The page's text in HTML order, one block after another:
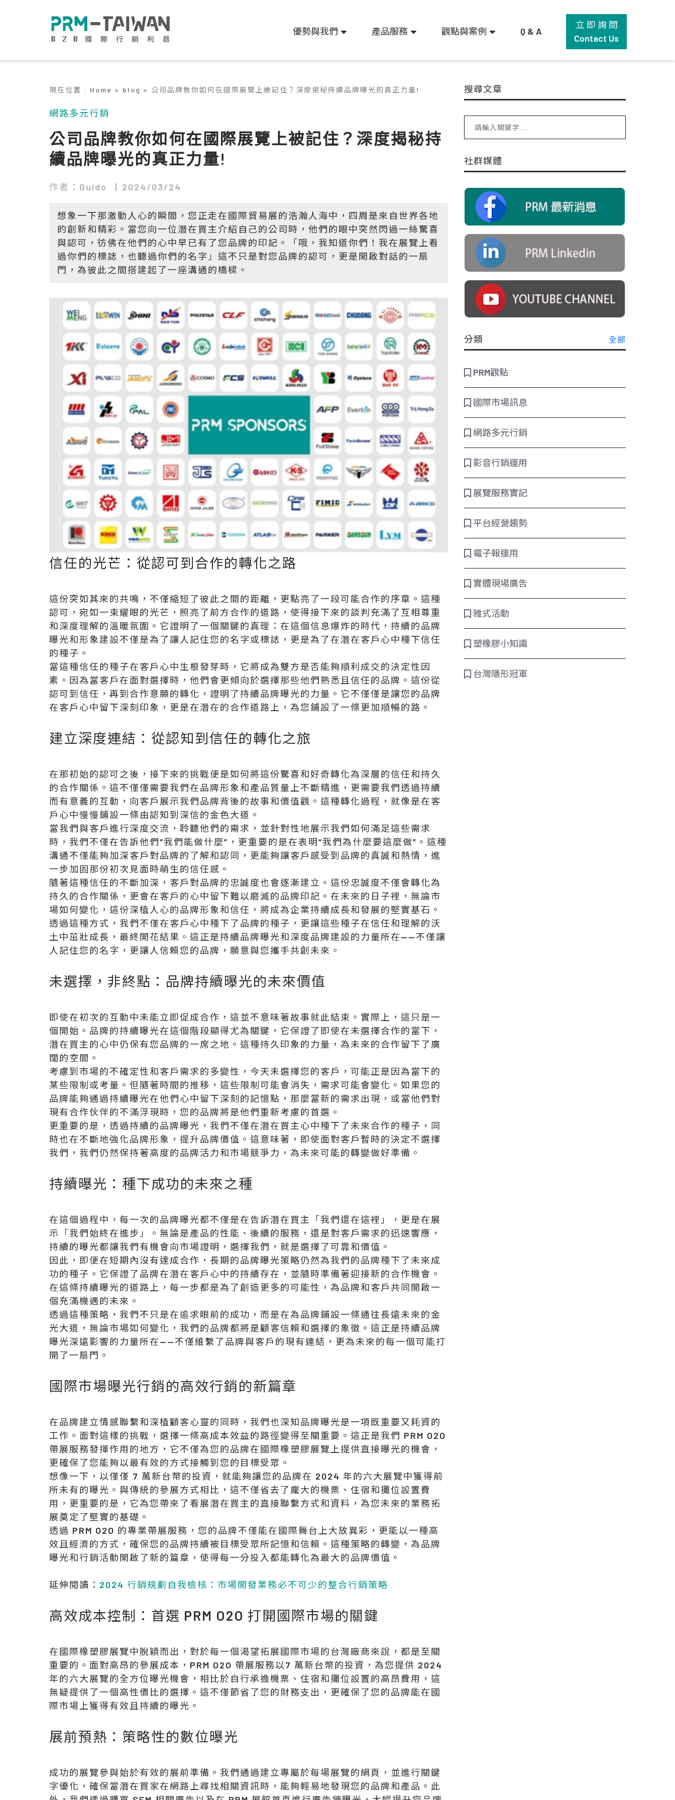
優勢與我們 產品服務 觀點與案例 Q & A
立 即 詢 問
Contact Us
現在位置 : Home > blog > 公司品牌教你如何在國際展覽上被記住？深度揭秘持續品牌曝光的真正力量!
網路多元行銷
公司品牌教你如何在國際展覽上被記住？深度揭秘持
續品牌曝光的真正力量!
作者：Guido 2024/03/24
想象一下那激動人心的瞬間，您正走在國際貿易展的浩瀚人海中，四周是來自世界各地
的創新和精彩。當您向一位潛在買主介紹自己的公司時，他們的眼中突然閃過一絲驚喜
與認可，彷佛在他們的心中早已有了您品牌的印記。「哦，我知道你們！我在展覽上看
過你們的標誌，也聽過你們的名字」這不只是對您品牌的認可，更是開啟對話的一扇
門，為彼此之間搭建起了一座溝通的橋樑。
信任的光芒：從認可到合作的轉化之路
這份突如其來的共鳴，不僅縮短了彼此之間的距離，更點亮了一段可能合作的序章。這種
認可，宛如一束耀眼的光芒，照亮了前方合作的道路，使得接下來的談判充滿了互相尊重
和深度理解的溫暖氛圍。它證明了一個關鍵的真理：在這個信息爆炸的時代，持續的品牌
曝光和形象建設不僅是為了讓人記住您的名字或標誌，更是為了在潛在客戶心中種下信任
的種子。
當這種信任的種子在客戶心中生根發芽時，它將成為雙方是否能夠順利成交的決定性因
素。因為當客戶在面對選擇時，他們會更傾向於選擇那些他們熟悉且信任的品牌。這份從
認可到信任，再到合作意願的轉化，證明了持續品牌曝光的力量。它不僅僅是讓您的品牌
在客戶心中留下深刻印象，更是在潛在的合作道路上，為您鋪設了一條更加順暢的路。
建立深度連結：從認知到信任的轉化之旅
在那初始的認可之後，接下來的挑戰便是如何將這份驚喜和好奇轉化為深層的信任和持久
的合作關係。這不僅僅需要我們在品牌形象和產品質量上不斷精進，更需要我們透過持續
而有意義的互動，向客戶展示我們品牌背後的故事和價值觀。這種轉化過程，就像是在客
戶心中慢慢鋪設一條由認知到深信的金色大道。
當我們與客戶進行深度交流，聆聽他們的需求，並針對性地展示我們如何滿足這些需求
時，我們不僅在告訴他們“我們能做什麼”，更重要的是在表明“我們為什麼要這麼做”。這種
溝通不僅能夠加深客戶對品牌的了解和認同，更能夠讓客戶感受到品牌的真誠和熱情，進
一步加固那份初次見面時萌生的信任感。
隨著這種信任的不斷加深，客戶對品牌的忠誠度也會逐漸建立。這份忠誠度不僅會轉化為
持久的合作關係，更會在客戶的心中留下難以磨滅的品牌印記。在未來的日子裡，無論市
場如何變化，這份深植人心的品牌形象和信任，將成為企業持續成長和發展的堅實基石。
透過這種方式，我們不僅在客戶心中種下了品牌的種子，更讓這些種子在信任和理解的沃
土中茁壯成長，最終開花結果。這正是持續品牌曝光和深度品牌建設的力量所在——不僅讓
人記住您的名字，更讓人信賴您的品牌，願意與您攜手共創未來。
未選擇，非終點：品牌持續曝光的未來價值
即使在初次的互動中未能立即促成合作，這並不意味著故事就此結束。實際上，這只是一
個開始。品牌的持續曝光在這個階段顯得尤為關鍵，它保證了即使在未選擇合作的當下，
潛在買主的心中仍保有您品牌的一席之地。這種持久印象的力量，為未來的合作留下了廣
闊的空間。
考慮到市場的不確定性和客戶需求的多變性，今天未選擇您的客戶，可能正是因為當下的
某些限制或考量。但隨著時間的推移，這些限制可能會消失，需求可能會變化。如果您的
品牌能夠通過持續曝光在他們心中留下深刻的記憶點，那麼當新的需求出現，或當他們對
現有合作伙伴的不滿浮現時，您的品牌將是他們重新考慮的首選。
更重要的是，透過持續的品牌曝光，我們不僅在潛在買主心中種下了未來合作的種子，同
時也在不斷地強化品牌形象，提升品牌價值。這意味著，即使面對客戶暫時的決定不選擇
我們，我們仍然保持著高度的品牌活力和市場競爭力，為未來可能的轉變做好準備。
持續曝光：種下成功的未來之種
在這個過程中，每一次的品牌曝光都不僅是在告訴潛在買主「我們還在這裡」，更是在展
示「我們始終在進步」。無論是產品的性能、後續的服務，還是對客戶需求的迅速響應，
持續的曝光都讓我們有機會向市場證明，選擇我們，就是選擇了可靠和價值。
因此，即便在短期內沒有達成合作，長期的品牌曝光策略仍然為我們的品牌種下了未來成
功的種子。它保證了品牌在潛在客戶心中的持續存在，並隨時準備著迎接新的合作機會。
在這條持續曝光的道路上，每一步都是為了創造更多的可能性，為品牌和客戶共同開啟一
個充滿機遇的未來。
透過這種策略，我們不只是在追求眼前的成功，而是在為品牌鋪設一條通往長遠未來的金
光大道，無論市場如何變化，我們的品牌都將是顧客信賴和選擇的象徵。這正是持續品牌
曝光深遠影響的力量所在——不僅維繫了品牌與客戶的現有連結，更為未來的每一個可能打
開了一扇門。
國際市場曝光行銷的高效行銷的新篇章
在品牌建立情感聯繫和深植顧客心靈的同時，我們也深知品牌曝光是一項既重要又耗資的
工作。面對這樣的挑戰，選擇一條高成本效益的路徑變得至關重要。這正是我們 PRM O2O
帶展服務發揮作用的地方，它不僅為您的品牌在國際橡塑膠展覽上提供直接曝光的機會，
更確保了您能夠以最有效的方式接觸到您的目標受眾。
想像一下，以僅僅 7 萬新台幣的投資，就能夠讓您的品牌在 2024 年的六大展覽中獲得前
所未有的曝光。與傳統的參展方式相比，這不僅省去了龐大的機票、住宿和攤位設置費
用，更重要的是，它為您帶來了看展潛在買主的直接聯繫方式和資料，為您未來的業務拓
展奠定了堅實的基礎。
透過 PRM O2O 的專業帶展服務，您的品牌不僅能在國際舞台上大放異彩，更能以一種高
效且經濟的方式，確保您的品牌持續被目標受眾所記憶和信賴。這種策略的轉變，為品牌
曝光和行銷活動開啟了新的篇章，使得每一分投入都能轉化為最大的品牌價值。
延伸閱讀： 2024 行銷規劃自我檢核：市場開發業務必不可少的整合行銷策略
高效成本控制：首選 PRM O2O 打開國際市場的關鍵
在國際橡塑膠展覽中脫穎而出，對於每一個渴望拓展國際市場的台灣廠商來說，都是至關
重要的。面對高昂的參展成本，PRM O2O 帶展服務以7 萬新台幣的投資，為您提供 2024
年的六大展覽的全方位曝光機會，相比於自行承擔機票、住宿和攤位設置的高昂費用，這
無疑提供了一個高性價比的選擇。這不僅節省了您的財務支出，更確保了您的品牌能在國
際市場上獲得有效且持續的曝光。
展前預熱：策略性的數位曝光
成功的展覽參與始於有效的展前準備。我們通過建立專屬於每場展覽的網頁，並進行關鍵
字優化，確保當潛在買家在網路上尋找相關資訊時，能夠輕易地發現您的品牌和產品。此
搜尋文章
社群媒體
分類 全部
PRM觀點
國際市場訊息
網路多元行銷
影音行銷運用
展覽服務實記
平台經營趨勢
電子報運用
實體現場廣告
雅式活動
塑橡膠小知識
台灣隱形冠軍